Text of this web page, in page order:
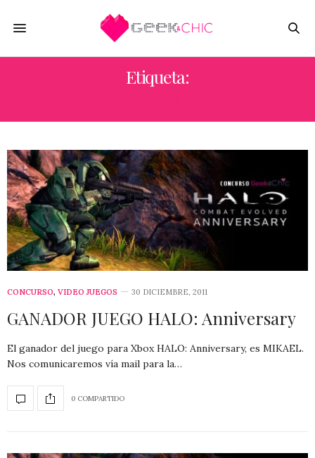
Etiqueta:
CONCURSO, VIDEO JUEGOS 30 DICIEMBRE, 2011
GANADOR JUEGO HALO: Anniversary
El ganador del juego para Xbox HALO: Anniversary, es MIKAEL.
Nos comunicaremos vía mail para la…
0 COMPARTIDO